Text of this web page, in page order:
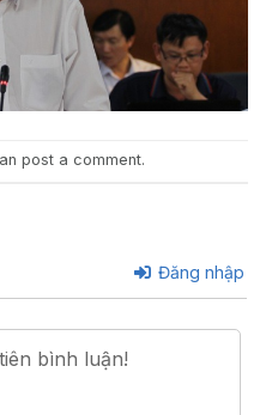
post a comment.
Đăng nhập